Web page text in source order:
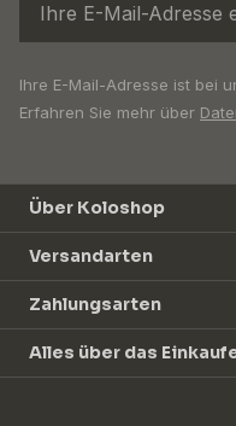
Ihre E-Mail-Adresse ist bei
Erfahren Sie mehr über
Über Koloshop
Versandarten
Zahlungsarten
Alles über das